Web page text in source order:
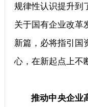
规律性认识提升到
关于国有企业改革
新篇，必将指引国
心，在新起点上不
推动中央企业